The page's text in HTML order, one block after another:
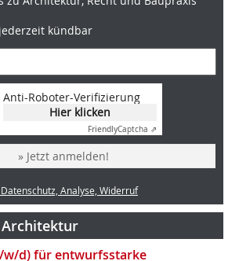
kündbar
Anti-Roboter-Verifizierung
Hier klicken
FriendlyCaptcha ⇗
» Jetzt anmelden!
Analyse, Widerruf
d) für entwurfsstarke